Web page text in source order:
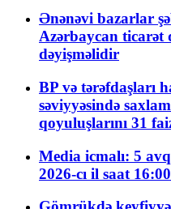
Ənənəvi bazarlar
Azərbaycan ticarət
dəyişməlidir
BP və tərəfdaşları
səviyyəsində
qoyuluşlarını 31
Media icmalı: 5
2026-cı il saat